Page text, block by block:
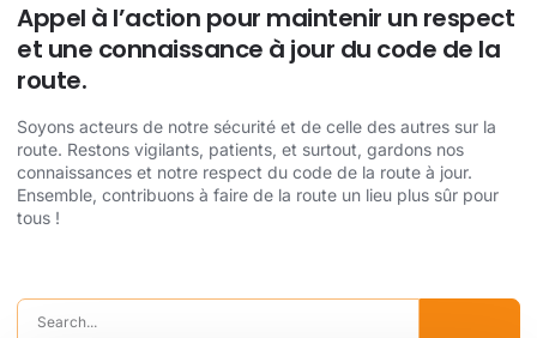
Appel à l’action pour maintenir un respect
et une connaissance à jour du code de la
route.
Soyons acteurs de notre sécurité et de celle des autres sur la
route. Restons vigilants, patients, et surtout, gardons nos
connaissances et notre respect du code de la route à jour.
Ensemble, contribuons à faire de la route un lieu plus sûr pour
tous !